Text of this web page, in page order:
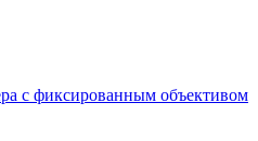
с фиксированным объективом